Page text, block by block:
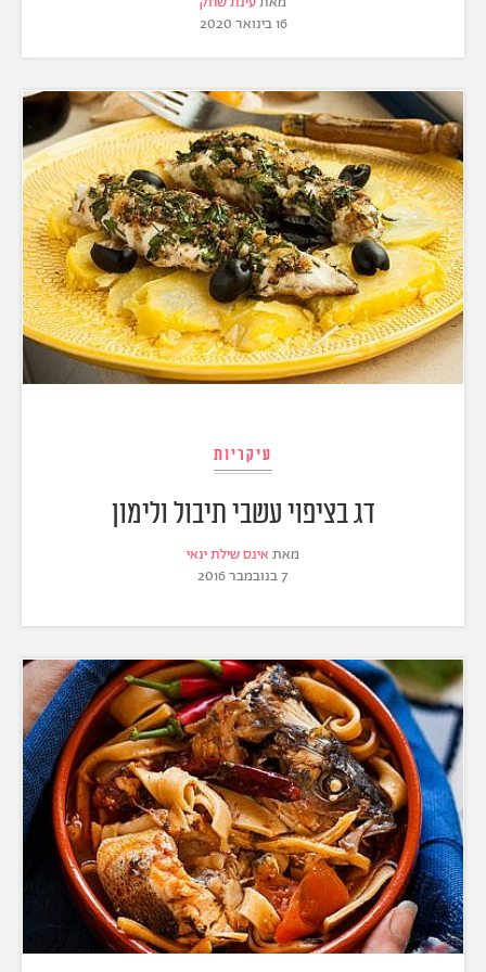
16 בינואר 2020
עיקריות
דג בציפוי עשבי תיבול ולימון
מאת אינס שילת ינאי
7 בנובמבר 2016